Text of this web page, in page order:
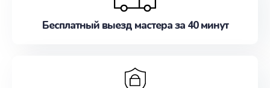
Бесплатный выезд мастера за 40 минут